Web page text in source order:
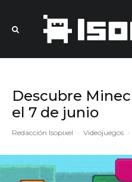
Descubre
el 7 de junio
Redacción Isopixel · Videojuegos ·